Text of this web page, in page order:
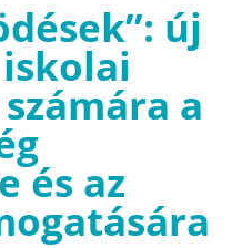
új
a
és az